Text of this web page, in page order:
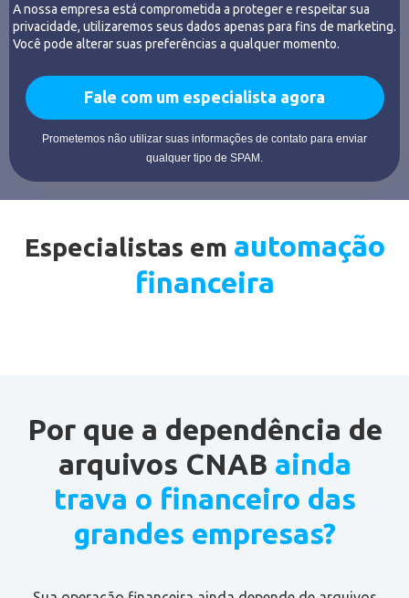
A nossa empresa está comprometida a proteger e respeitar sua
privacidade, utilizaremos seus dados apenas para fins de marketing.
Você pode alterar suas preferências a qualquer momento.
Fale com um especialista agora
Prometemos não utilizar suas informações de contato para enviar
qualquer tipo de SPAM.
Especialistas em automação
financeira
Por que a dependência de
arquivos CNAB ainda
trava o financeiro das
grandes empresas?